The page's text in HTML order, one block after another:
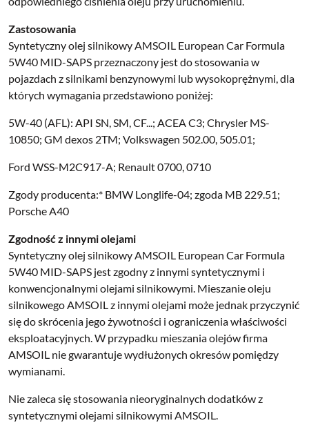
Zastosowania
Syntetyczny olej silnikowy AMSOIL European Car Formula
5W40 MID-SAPS przeznaczony jest do stosowania w
pojazdach z silnikami benzynowymi lub wysokoprężnymi, dla
których wymagania przedstawiono poniżej:
5W-40 (AFL): API SN, SM, CF...; ACEA C3; Chrysler MS-
10850; GM dexos 2TM; Volkswagen 502.00, 505.01;
Ford WSS-M2C917-A; Renault 0700, 0710
Zgody producenta:* BMW Longlife-04; zgoda MB 229.51;
Porsche A40
Zgodność z innymi olejami
Syntetyczny olej silnikowy AMSOIL European Car Formula
5W40 MID-SAPS jest zgodny z innymi syntetycznymi i
konwencjonalnymi olejami silnikowymi. Mieszanie oleju
silnikowego AMSOIL z innymi olejami może jednak przyczynić
się do skrócenia jego żywotności i ograniczenia właściwości
eksploatacyjnych. W przypadku mieszania olejów firma
AMSOIL nie gwarantuje wydłużonych okresów pomiędzy
wymianami.
Nie zaleca się stosowania nieoryginalnych dodatków z
syntetycznymi olejami silnikowymi AMSOIL.